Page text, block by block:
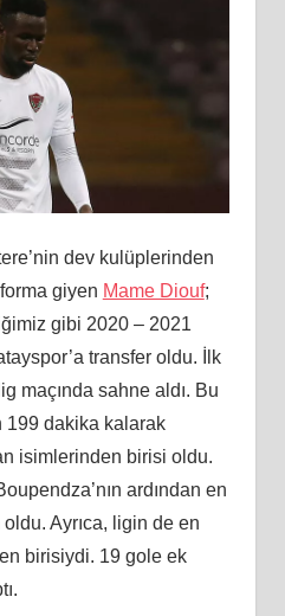
dev kulüplerinden
giyen Mame Diouf;
gibi 2020 – 2021
transfer oldu. İlk
maçında sahne aldı. Bu
199 dakika kalarak
isimlerinden birisi oldu.
ardından en
Ayrıca, ligin de en
birisiydi. 19 gole ek